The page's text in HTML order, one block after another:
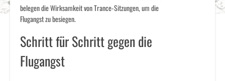
belegen die Wirksamkeit von Trance-Sitzungen, um die
Flugangst zu besiegen.
Schritt für Schritt gegen die
Flugangst